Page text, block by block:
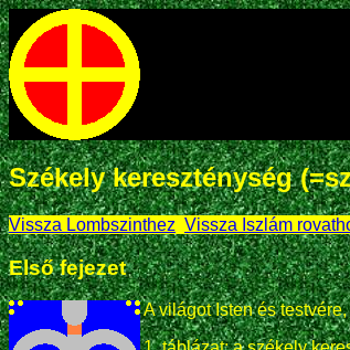
Székely kereszténység
Vissza Lombszinthez Vissza Iszlám
Első fejezet
A világot Isten és